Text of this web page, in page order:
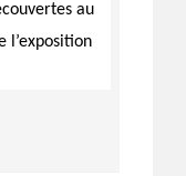
au
l’exposition